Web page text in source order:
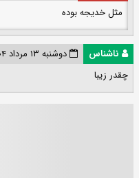
مثل خدیجه بوده
ناشناس
دوشنبه ۱۳ مرداد ۱۴۰۴ ۱۹:۴۶:۲۷
چقدر زیبا